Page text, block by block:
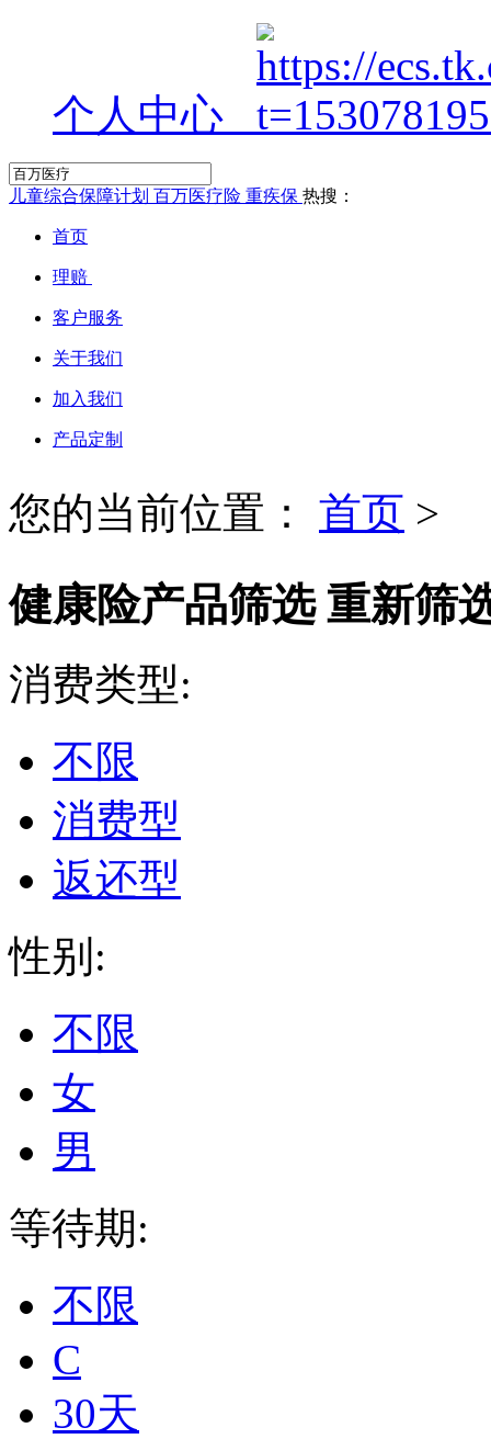
个人中心
儿童综合保障计划 百万医疗险 重疾保 热搜：
首页
理赔
客户服务
关于我们
加入我们
产品定制
您的当前位置： 首页 >
健康险产品筛选 重新筛
消费类型:
不限
消费型
返还型
性别:
不限
女
男
等待期:
不限
C
30天